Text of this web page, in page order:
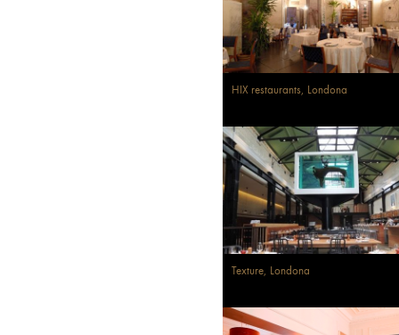
HIX restaurants, Londona
Texture, Londona